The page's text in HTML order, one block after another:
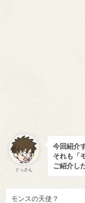
ぐっさん
今回紹介
それも「
ご紹介し
モンスの天使？